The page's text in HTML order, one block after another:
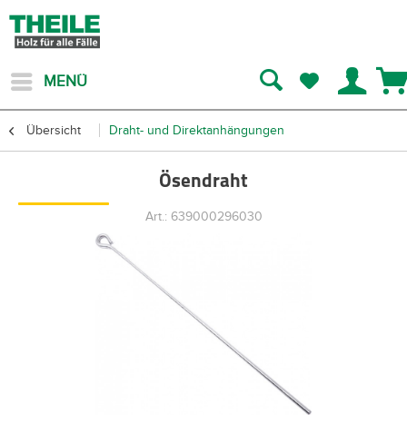
MENÜ
Übersicht Draht- und Direktanhängungen
Ösendraht
Art.: 639000296030